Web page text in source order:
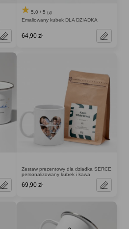
5.0 / 5 (3)
Emaliowany kubek DLA DZIADKA
64,90 zł
Zestaw prezentowy dla dziadka SERCE
personalizowany kubek i kawa
69,90 zł